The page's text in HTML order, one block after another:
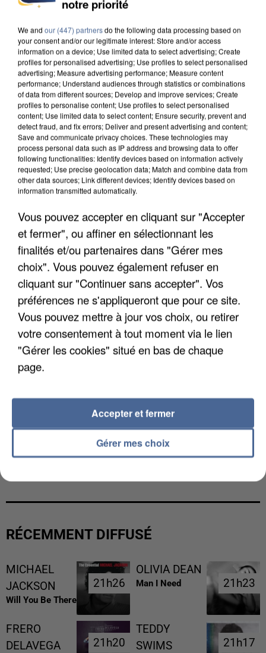
DE SOLIDARITÉ AVEC LES...
APRÈS TOUTES CES CANICULES, LES REFUGES
DE FAUNE SAUVAGE SONT...
L’UN DES FONDATEURS SUPPOSÉS DE LA DZ
RÉCEMMENT DIFFUSÉ
MICHAEL
JACKSON
Will You Be There
21h26
21h26
OLIVIA DEAN
Man I Need 21h23
21h23
FRERO
DELAVEGA
21h20
21h20
TEDDY
SWIMS
21h17
21h17
notre priorité
We and our (447) partnersdo the following data processing based on
your consent and/or our legitimate interest: Store and/or access
information on a device; Use limited data to select advertising; Create
profiles for personalised advertising; Use profiles to select personalised
advertising; Measure advertising performance; Measure content
performance; Understand audiences through statistics or combinations
of data from different sources; Develop and improve services; Create
profiles to personalise content; Use profiles to select personalised
content; Use limited data to select content; Ensure security, prevent and
detect fraud, and fix errors; Deliver and present advertising and content;
Save and communicate privacy choices. These technologies may
process personal data such as IP address and browsing data to offer
following functionalities: Identify devices based on information actively
requested; Use precise geolocation data; Match and combine data from
other data sources; Link different devices; Identify devices based on
information transmitted automatically.
Vous pouvez accepter en cliquant sur "Accepter
et fermer", ou affiner en sélectionnant les
finalités et/ou partenaires dans "Gérer mes
choix". Vous pouvez également refuser en
cliquant sur "Continuer sans accepter". Vos
préférences ne s'appliqueront que pour ce site.
Vous pouvez mettre à jour vos choix, ou retirer
votre consentement à tout moment via le lien
"Gérer les cookies" situé en bas de chaque
page.
Gérer mes choix
Accepter et fermer